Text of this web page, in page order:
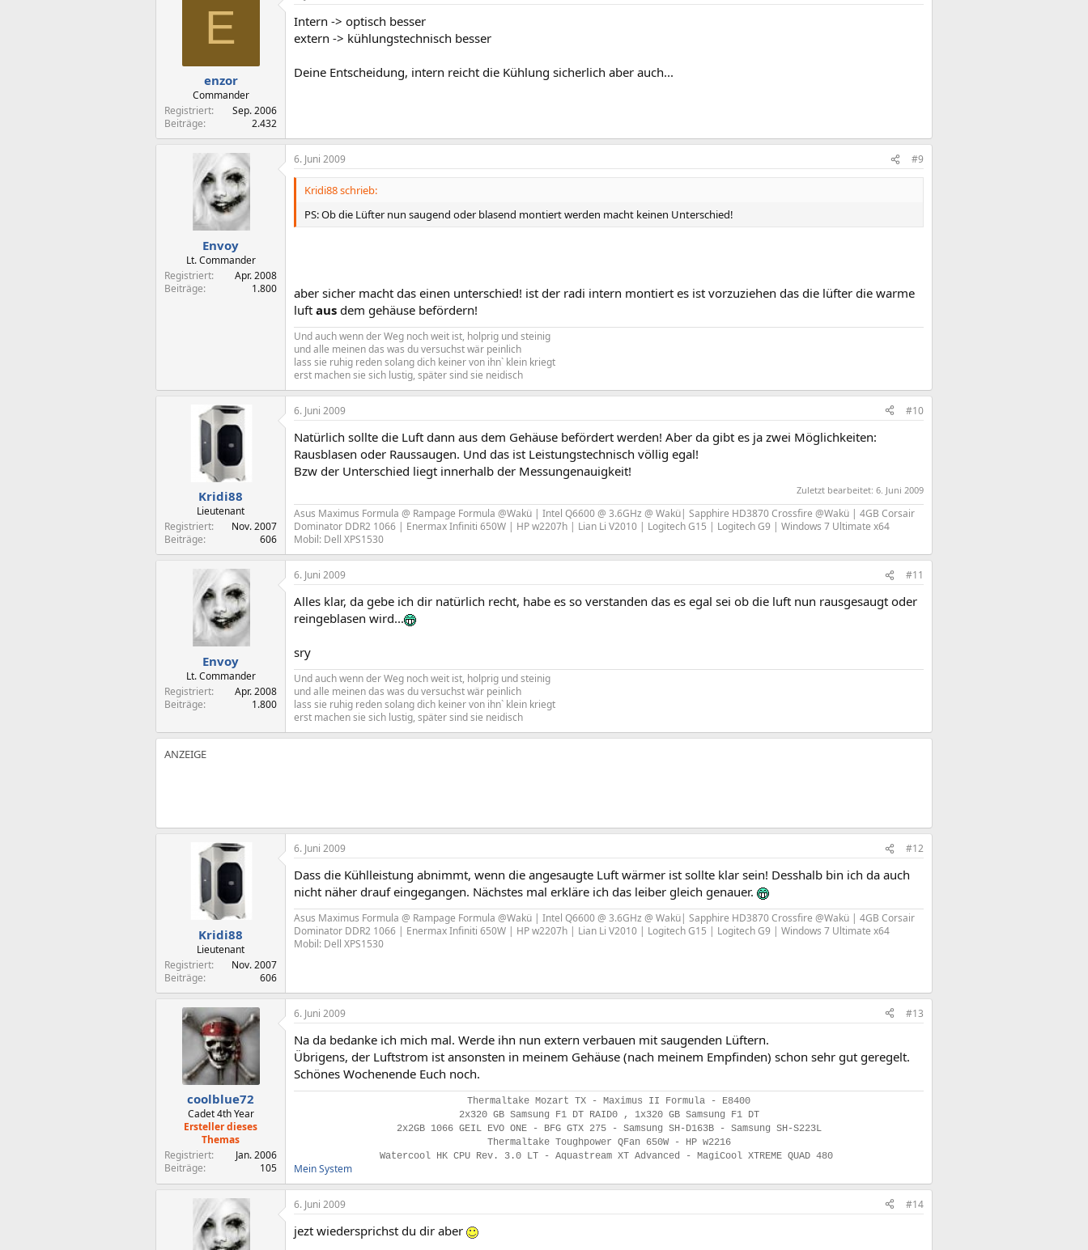
E
enzor
Commander
Registriert
Sep. 2006
Beiträge
2.432
Intern -> optisch besser
extern -> kühlungstechnisch besser
Deine Entscheidung, intern reicht die Kühlung sicherlich aber auch...
Envoy
Lt. Commander
Registriert
Apr. 2008
Beiträge
1.800
6. Juni 2009 #9
Kridi88 schrieb:
PS: Ob die Lüfter nun saugend oder blasend montiert werden macht keinen Unterschied!
aber sicher macht das einen unterschied! ist der radi intern montiert es ist vorzuziehen das die lüfter die warme
luft aus dem gehäuse befördern!
Und auch wenn der Weg noch weit ist, holprig und steinig
und alle meinen das was du versuchst wär peinlich
lass sie ruhig reden solang dich keiner von ihn` klein kriegt
erst machen sie sich lustig, später sind sie neidisch
Kridi88
Lieutenant
Registriert
Nov. 2007
Beiträge
606
6. Juni 2009 #10
Natürlich sollte die Luft dann aus dem Gehäuse befördert werden! Aber da gibt es ja zwei Möglichkeiten:
Rausblasen oder Raussaugen. Und das ist Leistungstechnisch völlig egal!
Bzw der Unterschied liegt innerhalb der Messungenauigkeit!
Zuletzt bearbeitet: 6. Juni 2009
Asus Maximus Formula @ Rampage Formula @Wakü | Intel Q6600 @ 3.6GHz @ Wakü| Sapphire HD3870 Crossfire @Wakü | 4GB Corsair
Dominator DDR2 1066 | Enermax Infiniti 650W | HP w2207h | Lian Li V2010 | Logitech G15 | Logitech G9 | Windows 7 Ultimate x64
Mobil: Dell XPS1530
Envoy
Lt. Commander
Registriert
Apr. 2008
Beiträge
1.800
6. Juni 2009 #11
Alles klar, da gebe ich dir natürlich recht, habe es so verstanden das es egal sei ob die luft nun rausgesaugt oder
reingeblasen wird...
sry
Und auch wenn der Weg noch weit ist, holprig und steinig
und alle meinen das was du versuchst wär peinlich
lass sie ruhig reden solang dich keiner von ihn` klein kriegt
erst machen sie sich lustig, später sind sie neidisch
Kridi88
Lieutenant
Registriert
Nov. 2007
Beiträge
606
6. Juni 2009 #12
Dass die Kühlleistung abnimmt, wenn die angesaugte Luft wärmer ist sollte klar sein! Desshalb bin ich da auch
nicht näher drauf eingegangen. Nächstes mal erkläre ich das leiber gleich genauer.
Asus Maximus Formula @ Rampage Formula @Wakü | Intel Q6600 @ 3.6GHz @ Wakü| Sapphire HD3870 Crossfire @Wakü | 4GB Corsair
Dominator DDR2 1066 | Enermax Infiniti 650W | HP w2207h | Lian Li V2010 | Logitech G15 | Logitech G9 | Windows 7 Ultimate x64
Mobil: Dell XPS1530
coolblue72
Cadet 4th Year
Ersteller dieses
Themas
Registriert
Jan. 2006
Beiträge
105
6. Juni 2009 #13
Na da bedanke ich mich mal. Werde ihn nun extern verbauen mit saugenden Lüftern.
Übrigens, der Luftstrom ist ansonsten in meinem Gehäuse (nach meinem Empfinden) schon sehr gut geregelt.
Schönes Wochenende Euch noch.
Thermaltake Mozart TX - Maximus II Formula - E8400
2x320 GB Samsung F1 DT RAID0 , 1x320 GB Samsung F1 DT
2x2GB 1066 GEIL EVO ONE - BFG GTX 275 - Samsung SH-D163B - Samsung SH-S223L
Thermaltake Toughpower QFan 650W - HP w2216
Watercool HK CPU Rev. 3.0 LT - Aquastream XT Advanced - MagiCool XTREME QUAD 480
Mein System
6. Juni 2009 #14
jezt wiedersprichst du dir aber